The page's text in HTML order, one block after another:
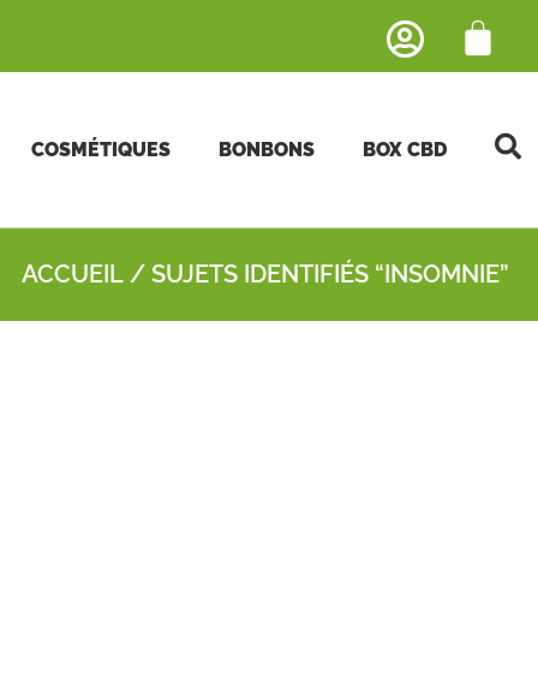
COSMÉTIQUES BONBONS BOX CBD
ACCUEIL / SUJETS IDENTIFIÉS “INSOMNIE”